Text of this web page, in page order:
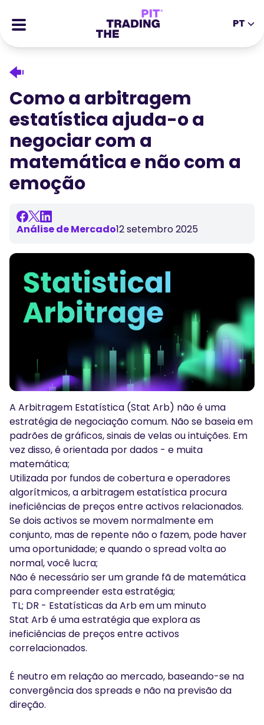
Ações
Histórias de Sucesso
Recompensas
Ferramentas
FERRAMENTAS EDUCATIVAS
Ebooks
Webinars
Podcasts
Glossário
FERRAMENTAS DE NEGOCIAÇÃO
CALENDÁRIO ECONÓMICO
Horário de Feriados do Mercado
Centro de Ajuda
Portal de Afiliados
Conecte-se Inscrever-se
PT
DE
ES
IT
JA
TR
Como a arbitragem
estatística ajuda-o a
negociar com a
matemática e não com a
emoção
Análise de Mercado12 setembro 2025
A Arbitragem Estatística (Stat Arb) não é uma
estratégia de negociação comum. Não se baseia em
padrões de gráficos, sinais de velas ou intuições. Em
vez disso, é orientada por dados - e muita
matemática;
Utilizada por fundos de cobertura e operadores
algorítmicos, a arbitragem estatística procura
ineficiências de preços entre activos relacionados.
Se dois activos se movem normalmente em
conjunto, mas de repente não o fazem, pode haver
uma oportunidade; e quando o spread volta ao
normal, você lucra;
Não é necessário ser um grande fã de matemática
para compreender esta estratégia;
TL; DR - Estatísticas da Arb em um minuto
Stat Arb é uma estratégia que explora as
ineficiências de preços entre activos
correlacionados.
É neutro em relação ao mercado, baseando-se na
convergência dos spreads e não na previsão da
direção.